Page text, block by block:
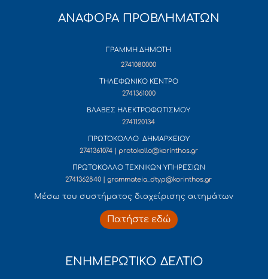
ΑΝΑΦΟΡΑ ΠΡΟΒΛΗΜΑΤΩΝ
ΓΡΑΜΜΗ ΔΗΜΟΤΗ
2741080000
ΤΗΛΕΦΩΝΙΚΟ ΚΕΝΤΡΟ
2741361000
ΒΛΑΒΕΣ ΗΛΕΚΤΡΟΦΩΤΙΣΜΟΥ
2741120134
ΠΡΩΤΟΚΟΛΛΟ ΔΗΜΑΡΧΕΙΟΥ
2741361074 | protokollo@korinthos.gr
ΠΡΩΤΟΚΟΛΛΟ ΤΕΧΝΙΚΩΝ ΥΠΗΡΕΣΙΩΝ
2741362840 | grammateia_dtyp@korinthos.gr
Mέσω του συστήματος διαχείρισης αιτημάτων
Πατήστε εδώ
ΕΝΗΜΕΡΩΤΙΚΟ ΔΕΛΤΙΟ